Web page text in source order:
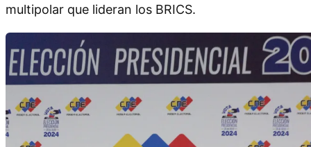
multipolar que lideran los BRICS.